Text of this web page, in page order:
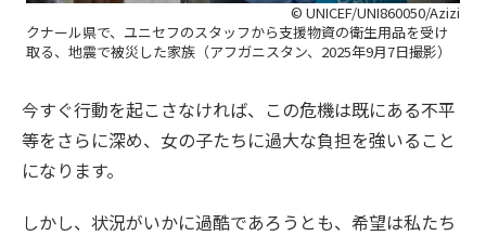
© UNICEF/UNI860050/Azizi
クナール県で、ユニセフのスタッフから支援物資の衛生用品を受け
取る、地震で被災した家族（アフガニスタン、2025年9月7日撮影）
今すぐ行動を起こさなければ、この危機は既にある不平
等をさらに深め、女の子たちに過大な負担を強いること
になります。
しかし、状況がいかに過酷であろうとも、希望は私たち